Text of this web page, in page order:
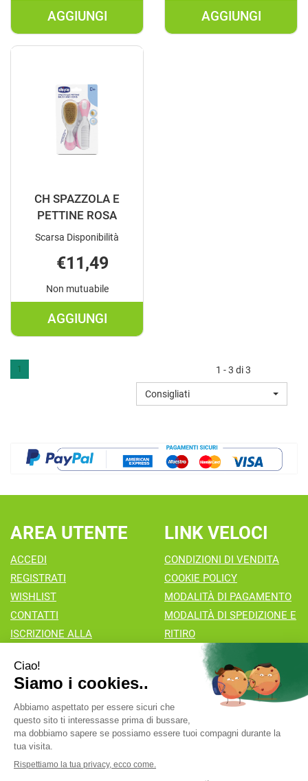
AGGIUNGI
AGGIUNGI CH
SPAZZOLA
PETTINE
ARANC AL
CARRELLO
AGGIUNGI
AGGIUNGI
CH SPAZZOLA E
PETTINE ROSA
Scarsa Disponibilità
€11,49
Non mutuabile
AGGIUNGI
AGGIUNGI CH
1 1 - 3 di 3
Consigliati
AREA UTENTE
ACCEDI
REGISTRATI
WISHLIST
CONTATTI
ISCRIZIONE ALLA
LINK VELOCI
CONDIZIONI DI VENDITA
COOKIE POLICY
MODALITÀ DI PAGAMENTO
MODALITÀ DI SPEDIZIONE E
RITIRO
Farmacia Valaperta Dr. Antonio Pipia
- Via Natale Perego 7
20069 Vaprio d'Adda (MI)
info@farmaciavalaperta.it|Tel.: 02 90 94 880| P.Iva: